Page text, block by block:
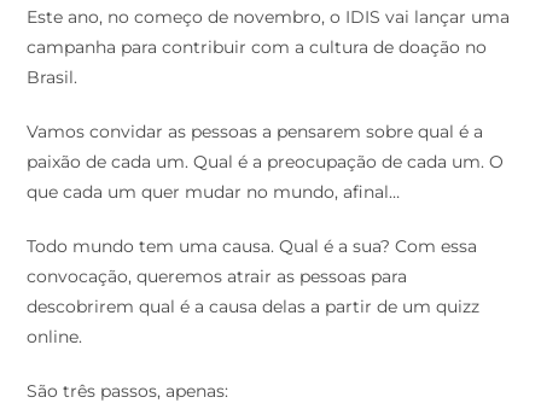
Este ano, no começo de novembro, o IDIS vai lançar uma
campanha para contribuir com a cultura de doação no
Brasil.
Vamos convidar as pessoas a pensarem sobre qual é a
paixão de cada um. Qual é a preocupação de cada um. O
que cada um quer mudar no mundo, afinal…
Todo mundo tem uma causa. Qual é a sua? Com essa
convocação, queremos atrair as pessoas para
descobrirem qual é a causa delas a partir de um quizz
online.
São três passos, apenas: